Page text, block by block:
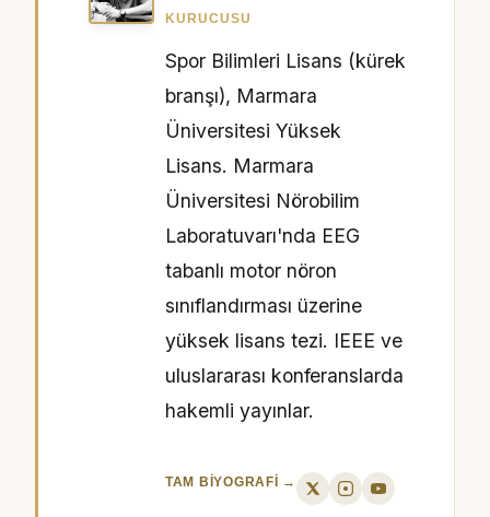
KURUCUSU
Spor Bilimleri Lisans (kürek
branşı), Marmara
Üniversitesi Yüksek
Lisans. Marmara
Üniversitesi Nörobilim
Laboratuvarı'nda EEG
tabanlı motor nöron
sınıflandırması üzerine
yüksek lisans tezi. IEEE ve
uluslararası konferanslarda
hakemli yayınlar.
TAM BIYOGRAFI →